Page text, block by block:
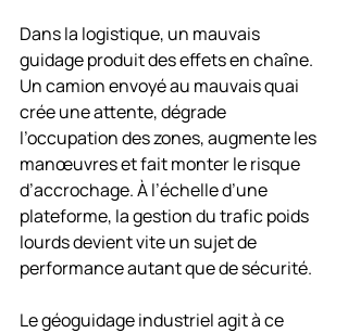
Dans la logistique, un mauvais
guidage produit des effets en chaîne.
Un camion envoyé au mauvais quai
crée une attente, dégrade
l’occupation des zones, augmente les
manœuvres et fait monter le risque
d’accrochage. À l’échelle d’une
plateforme, la gestion du trafic poids
lourds devient vite un sujet de
performance autant que de sécurité.
Le géoguidage industriel agit à ce